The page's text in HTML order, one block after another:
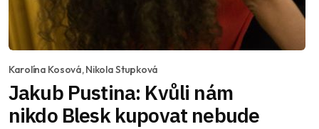
Karolína Kosová, Nikola Stupková
Jakub Pustina: Kvůli nám
nikdo Blesk kupovat nebude